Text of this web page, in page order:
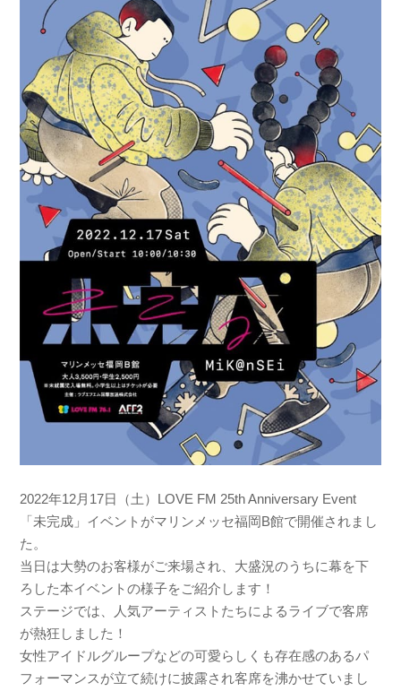
2022年12月17日（土）LOVE FM 25th Anniversary Event
「未完成」イベントがマリンメッセ福岡B館で開催されまし
た。
当日は大勢のお客様がご来場され、大盛況のうちに幕を下
ろした本イベントの様子をご紹介します！
ステージでは、人気アーティストたちによるライブで客席
が熱狂しました！
女性アイドルグループなどの可愛らしくも存在感のあるパ
フォーマンスが立て続けに披露され客席を沸かせていまし